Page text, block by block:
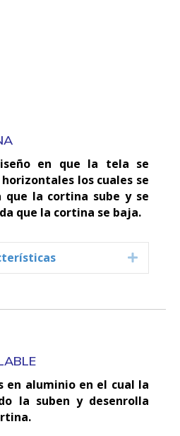
en que la tela se
los cuales se
que la cortina sube y se
que la cortina se baja.
Expand
en aluminio en el cual la
la suben y desenrolla